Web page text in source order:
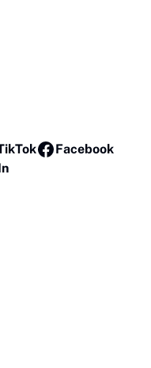
Facebook